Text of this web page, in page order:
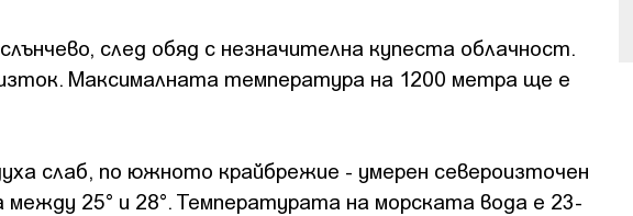
след обяд с незначителна купеста облачност.
Максималната температура на 1200 метра ще е
слаб, по южното крайбрежие - умерен североизточен
25° и 28°. Температурата на морската вода е 23-